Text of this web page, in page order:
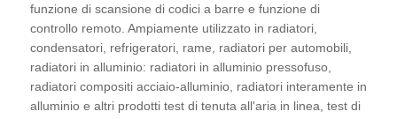
funzione di scansione di codici a barre e funzione di
controllo remoto. Ampiamente utilizzato in radiatori,
condensatori, refrigeratori, rame, radiatori per automobili,
radiatori in alluminio: radiatori in alluminio pressofuso,
radiatori compositi acciaio-alluminio, radiatori interamente in
alluminio e altri prodotti test di tenuta all'aria in linea, test di